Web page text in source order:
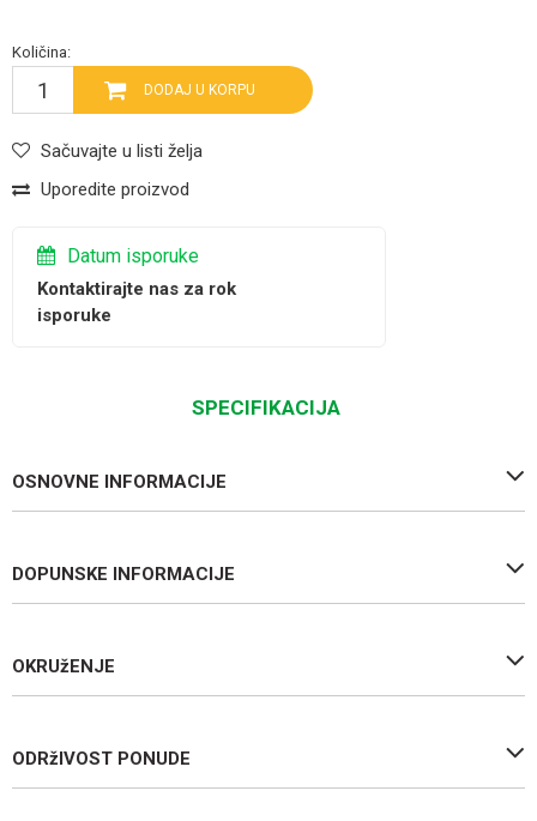
Količina:
DODAJ U KORPU
Sačuvajte u listi želja
Uporedite proizvod
Datum isporuke
Kontaktirajte nas za rok
isporuke
SPECIFIKACIJA
OSNOVNE INFORMACIJE
DOPUNSKE INFORMACIJE
OKRUžENJE
ODRžIVOST PONUDE